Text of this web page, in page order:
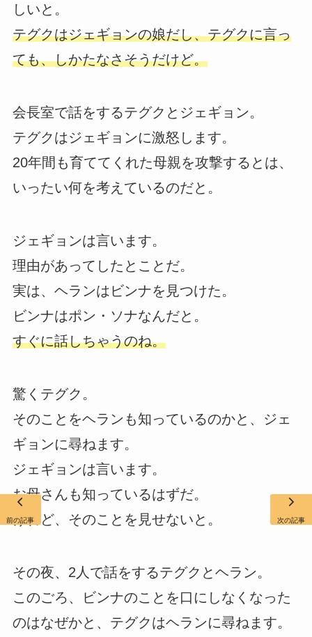
しいと。
テグクはジェギョンの娘だし、テグクに言っ
ても、しかたなさそうだけど。
会長室で話をするテグクとジェギョン。
テグクはジェギョンに激怒します。
20年間も育ててくれた母親を攻撃するとは、
いったい何を考えているのだと。
ジェギョンは言います。
理由があってしたとことだ。
実は、ヘランはビンナを見つけた。
ビンナはポン・ソナなんだと。
すぐに話しちゃうのね。
驚くテグク。
そのことをヘランも知っているのかと、ジェ
ギョンに尋ねます。
ジェギョンは言います。
お母さんも知っているはずだ。
けれど、そのことを見せないと。
その夜、2人で話をするテグクとヘラン。
このごろ、ビンナのことを口にしなくなった
のはなぜかと、テグクはヘランに尋ねます。
前の記事 次の記事